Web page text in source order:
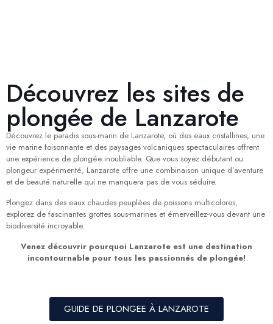
Découvrez les sites de
plongée de Lanzarote
Découvrez le paradis sous-marin de Lanzarote, où des eaux cristallines, une
vie marine foisonnante et des paysages volcaniques spectaculaires offrent
une expérience de plongée inoubliable. Que vous soyez débutant ou
plongeur expérimenté, Lanzarote offre une combinaison unique d’aventure
et de beauté naturelle qui ne manquera pas de vous séduire.
Plongez dans des eaux chaudes peuplées de poissons multicolores,
explorez de fascinantes grottes sous-marines et émerveillez-vous devant une
biodiversité incroyable.
Venez découvrir pourquoi Lanzarote est une destination
incontournable pour tous les passionnés de plongée!
GUIDE DE PLONGEE À LANZAROTE